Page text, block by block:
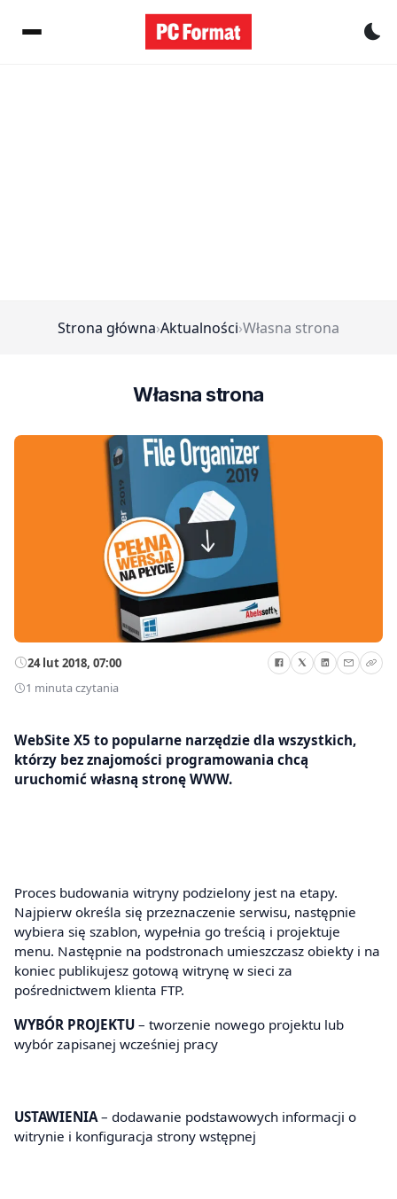
Strona główna›Aktualności›Własna strona
Własna strona
24 lut 2018, 07:00
1 minuta czytania
WebSite X5 to popularne narzędzie dla wszystkich,
którzy bez znajomości programowania chcą
uruchomić własną stronę WWW.
Proces budowania witryny podzielony jest na etapy.
Najpierw określa się przeznaczenie serwisu, następnie
wybiera się szablon, wypełnia go treścią i projektuje
menu. Następnie na podstronach umieszczasz obiekty i na
koniec publikujesz gotową witrynę w sieci za
pośrednictwem klienta FTP.
WYBÓR PROJEKTU – tworzenie nowego projektu lub
wybór zapisanej wcześniej pracy
USTAWIENIA– dodawanie podstawowych informacji o
witrynie i konfiguracja strony wstępnej